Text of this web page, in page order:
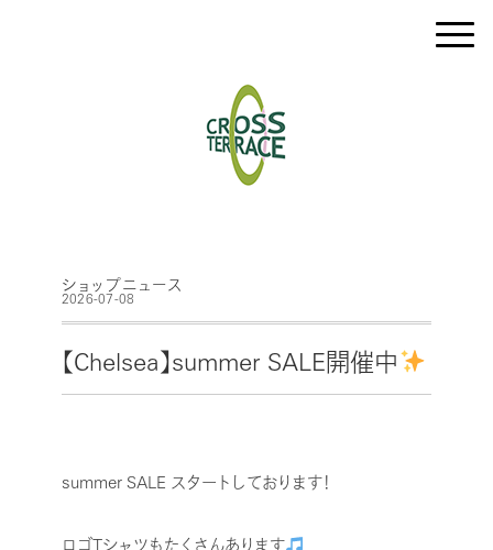
ショップニュース
2026-07-08
【Chelsea】summer SALE開催中
summer SALE スタートしております！
ロゴTシャツもたくさんあります